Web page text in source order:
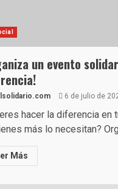
un evento
6 de julio de
hacer la diferencia en
más lo necesitan?
Más